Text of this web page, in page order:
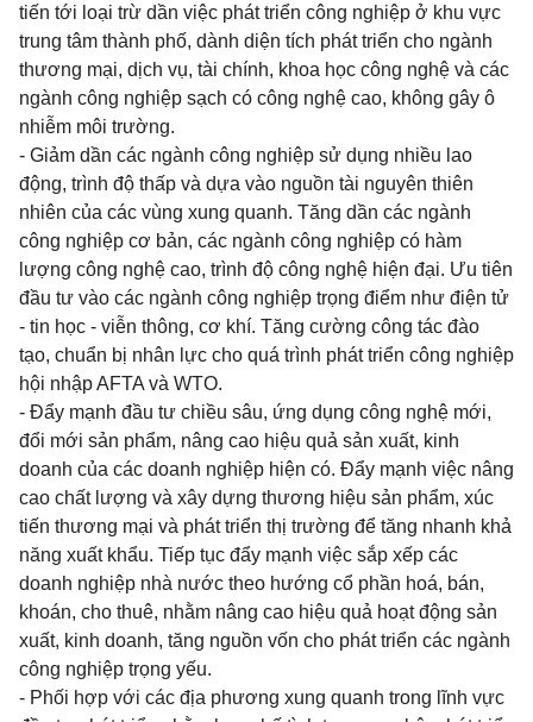
tiến tới loại trừ dần việc phát triển công nghiệp ở khu vực
trung tâm thành phố, dành diện tích phát triển cho ngành
thương mại, dịch vụ, tài chính, khoa học công nghệ và các
ngành công nghiệp sạch có công nghệ cao, không gây ô
nhiễm môi trường.
- Giảm dần các ngành công nghiệp sử dụng nhiều lao
động, trình độ thấp và dựa vào nguồn tài nguyên thiên
nhiên của các vùng xung quanh. Tăng dần các ngành
công nghiệp cơ bản, các ngành công nghiệp có hàm
lượng công nghệ cao, trình độ công nghệ hiện đại. Ưu tiên
đầu tư vào các ngành công nghiệp trọng điểm như điện tử
- tin học - viễn thông, cơ khí. Tăng cường công tác đào
tạo, chuẩn bị nhân lực cho quá trình phát triển công nghiệp
hội nhập AFTA và WTO.
- Đẩy mạnh đầu tư chiều sâu, ứng dụng công nghệ mới,
đổi mới sản phẩm, nâng cao hiệu quả sản xuất, kinh
doanh của các doanh nghiệp hiện có. Đẩy mạnh việc nâng
cao chất lượng và xây dựng thương hiệu sản phẩm, xúc
tiến thương mại và phát triển thị trường để tăng nhanh khả
năng xuất khẩu. Tiếp tục đẩy mạnh việc sắp xếp các
doanh nghiệp nhà nước theo hướng cổ phần hoá, bán,
khoán, cho thuê, nhằm nâng cao hiệu quả hoạt động sản
xuất, kinh doanh, tăng nguồn vốn cho phát triển các ngành
công nghiệp trọng yếu.
- Phối hợp với các địa phương xung quanh trong lĩnh vực